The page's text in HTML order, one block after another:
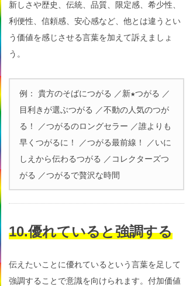
新しさや歴史、伝統、品質、限定感、希少性、
利便性、信頼感、安心感など、他とは違うとい
う価値を感じさせる言葉を加えて訴えましょ
う。
例： 貴方のそばにつがる ／新★つがる ／
目利きが選ぶつがる ／不動の人気のつが
る！ ／つがるのロングセラー ／誰よりも
早くつがるに！ ／つがる最前線！ ／いに
しえから伝わるつがる ／コレクターズつ
がる ／つがるで贅沢な時間
10.優れていると強調する
伝えたいことに優れているという言葉を足して
強調することで意識を向けられます。付加価値